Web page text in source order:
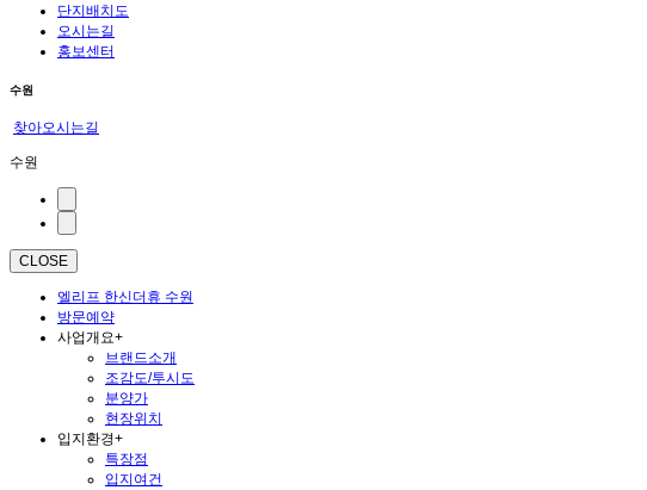
단지배치도
오시는길
홍보센터
수원
찾아오시는길
수원
CLOSE
엘리프 한신더휴 수원
방문예약
사업개요+
브랜드소개
조감도/투시도
분양가
현장위치
입지환경+
특장점
입지여건